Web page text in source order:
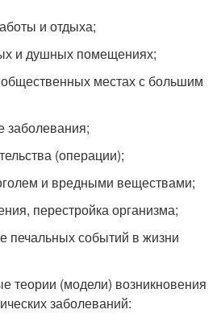
и отдыха;
и душных помещениях;
местах с большим
заболевания;
(операции);
и вредными веществами;
перестройка организма;
печальных событий в жизни
теории (модели) возникновения
заболеваний: